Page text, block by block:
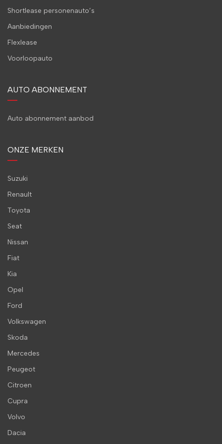
Shortlease personenauto’s
Aanbiedingen
Flexlease
Voorloopauto
AUTO ABONNEMENT
Auto abonnement aanbod
ONZE MERKEN
Suzuki
Renault
Toyota
Seat
Nissan
Fiat
Kia
Opel
Ford
Volkswagen
Skoda
Mercedes
Peugeot
Citroen
Cupra
Volvo
Dacia